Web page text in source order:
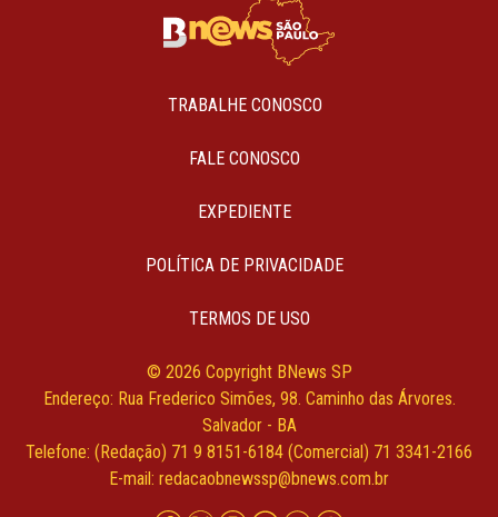
TRABALHE CONOSCO
FALE CONOSCO
EXPEDIENTE
POLÍTICA DE PRIVACIDADE
TERMOS DE USO
© 2026 Copyright BNews SP
Endereço: Rua Frederico Simões, 98. Caminho das Árvores.
Salvador - BA
Telefone: (Redação) 71 9 8151-6184 (Comercial) 71 3341-2166
E-mail: redacaobnewssp@bnews.com.br